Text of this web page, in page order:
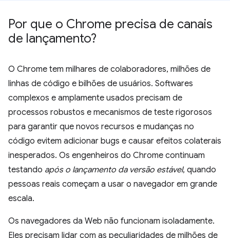
Por que o Chrome precisa de canais
de lançamento?
O Chrome tem milhares de colaboradores, milhões de
linhas de código e bilhões de usuários. Softwares
complexos e amplamente usados precisam de
processos robustos e mecanismos de teste rigorosos
para garantir que novos recursos e mudanças no
código evitem adicionar bugs e causar efeitos colaterais
inesperados. Os engenheiros do Chrome continuam
testando após o lançamento da versão estável, quando
pessoas reais começam a usar o navegador em grande
escala.
Os navegadores da Web não funcionam isoladamente.
Eles precisam lidar com as peculiaridades de milhões de